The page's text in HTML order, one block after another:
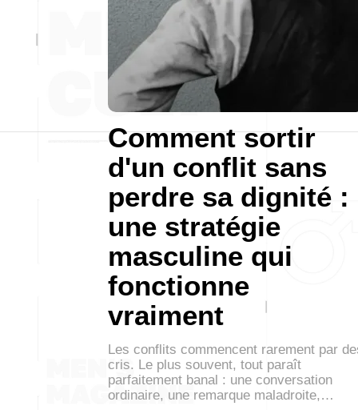
Comment sortir
d'un conflit sans
perdre sa dignité :
une stratégie
masculine qui
fonctionne
vraiment
Les conflits commencent rarement par
cris. Le plus souvent, tout paraît
parfaitement banal : une conversation
ordinaire, une remarque maladroite,…